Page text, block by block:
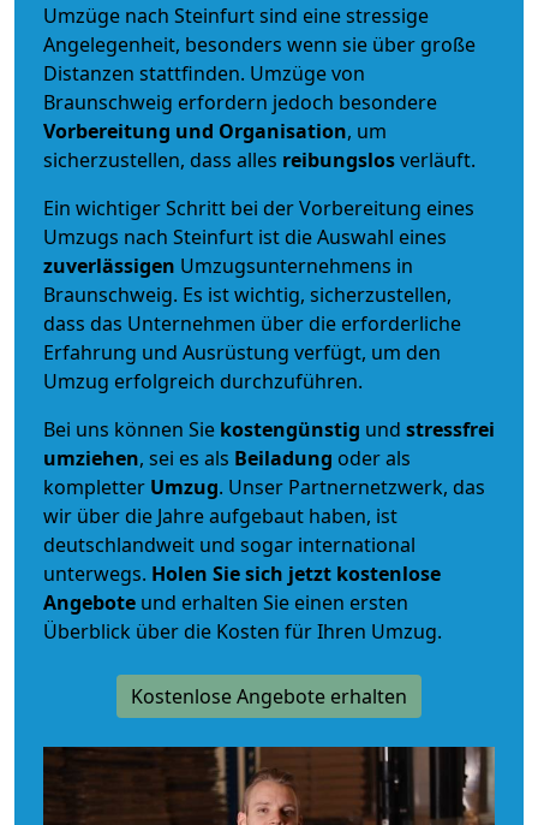
Umzüge nach Steinfurt sind eine stressige
Angelegenheit, besonders wenn sie über große
Distanzen stattfinden. Umzüge von
Braunschweig erfordern jedoch besondere
Vorbereitung und Organisation, um
sicherzustellen, dass alles reibungslosverläuft.
Ein wichtiger Schritt bei der Vorbereitung eines
Umzugs nach Steinfurt ist die Auswahl eines
zuverlässigen Umzugsunternehmens in
Braunschweig. Es ist wichtig, sicherzustellen,
dass das Unternehmen über die erforderliche
Erfahrung und Ausrüstung verfügt, um den
Umzug erfolgreich durchzuführen.
Bei uns können Sie kostengünstig und stressfrei
umziehen, sei es als Beiladung oder als
kompletter Umzug. Unser Partnernetzwerk, das
wir über die Jahre aufgebaut haben, ist
deutschlandweit und sogar international
unterwegs. Holen Sie sich jetzt kostenlose
Angebote und erhalten Sie einen ersten
Überblick über die Kosten für Ihren Umzug.
Kostenlose Angebote erhalten